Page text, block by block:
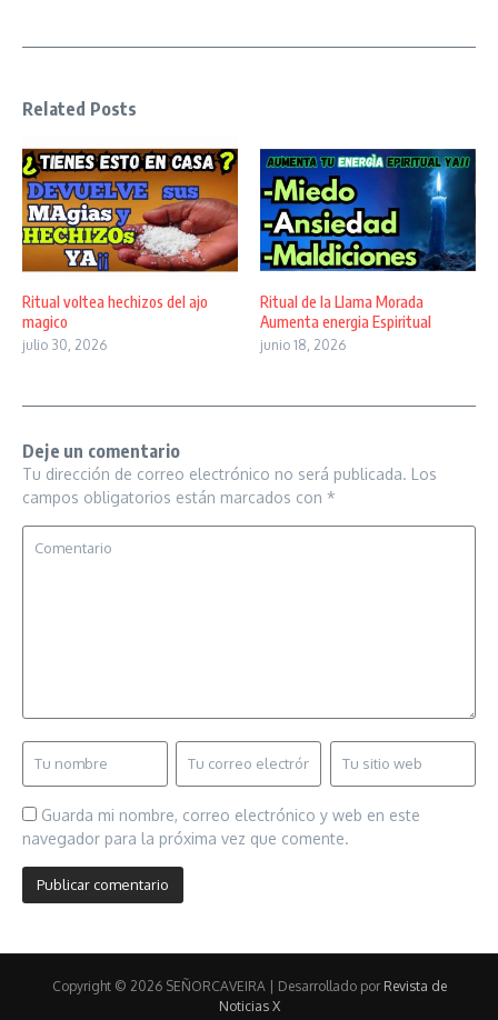
Related Posts
Ritual voltea hechizos del ajo
magico
julio 30, 2026
Ritual de la Llama Morada
Aumenta energia Espiritual
junio 18, 2026
Deje un comentario
Tu dirección de correo electrónico no será publicada. Los
campos obligatorios están marcados con *
Guarda mi nombre, correo electrónico y web en este
navegador para la próxima vez que comente.
Copyright © 2026 SEÑORCAVEIRA | Desarrollado por Revista de
Noticias X